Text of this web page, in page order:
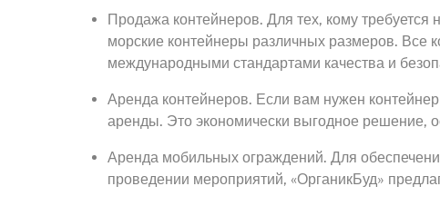
Продажа контейнеров. Для тех, кому
морские контейнеры различных размеров. Все
международными стандартами качества и
Аренда контейнеров. Если вам нужен
аренды. Это экономически выгодное решение,
Аренда мобильных ограждений. Для
проведении мероприятий, «ОрганикБуд»